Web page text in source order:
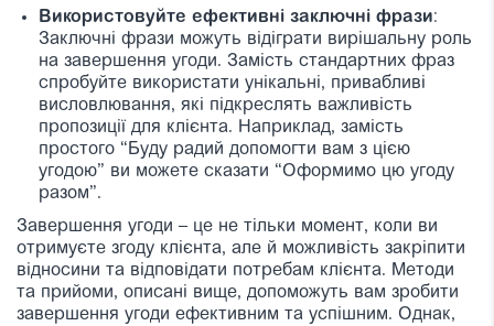
Використовуйте ефективні заключні фрази:
Заключні фрази можуть відіграти вирішальну роль
на завершення угоди. Замість стандартних фраз
спробуйте використати унікальні, привабливі
висловлювання, які підкреслять важливість
пропозиції для клієнта. Наприклад, замість
простого “Буду радий допомогти вам з цією
угодою” ви можете сказати “Оформимо цю угоду
разом”.
Завершення угоди – це не тільки момент, коли ви
отримуєте згоду клієнта, але й можливість закріпити
відносини та відповідати потребам клієнта. Методи
та прийоми, описані вище, допоможуть вам зробити
завершення угоди ефективним та успішним. Однак,